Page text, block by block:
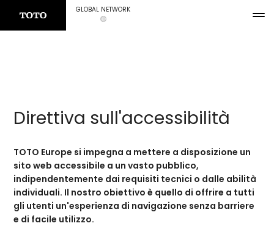
GLOBAL NETWORK
Direttiva sull'accessibilità
TOTO Europe si impegna a mettere a disposizione un
sito web accessibile a un vasto pubblico,
indipendentemente dai requisiti tecnici o dalle abilità
individuali. Il nostro obiettivo è quello di offrire a tutti
gli utenti un'esperienza di navigazione senza barriere
e di facile utilizzo.